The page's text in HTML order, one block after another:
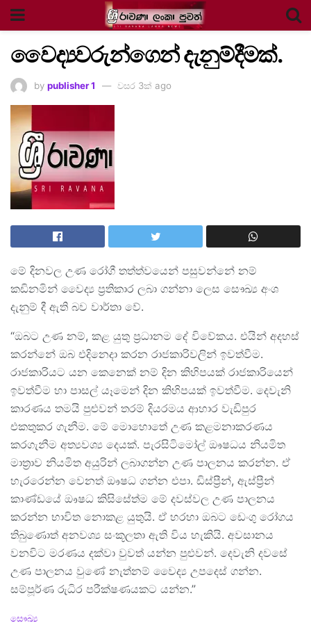
වෛද්‍යවරුන්ගෙන් දැනුම්දීමක්.
by publisher 1 වසර 3ක් ago
මේ දිනවල උණ රෝගී තත්ත්වයෙන් පසුවන්නේ නම්
කඩිනමින් වෛද්‍ය ප්‍රතිකාර ලබා ගන්නා ලෙස සෞඛ්‍ය අංශ
දැනුම් දී ඇති බව වාර්තා වේ.
“ඔබට උණ නම්, කළ යුතු ප්‍රධානම දේ විවේකය. එයින් අදහස්
කරන්නේ ඔබ එදිනෙදා කරන රාජකාරිවලින් ඉවත්වීම.
රාජකාරියට යන කෙනෙක් නම් දින කිහිපයක් රාජකාරියෙන්
ඉවත්වීම හා පාසල් යෑමෙන් දින කිහිපයක් ඉවත්වීම. දෙවැනි
කාරණය තමයි පුළුවන් තරම් දියරමය ආහාර වැඩිපුර
එකතුකර ගැනීම. මේ මොහොතේ උණ කළමනාකරණය
කරගැනීම අත්‍යවශ්‍ය දෙයක්. පැරසිටිමෝල් ඖෂධය නියමිත
මාත්‍රාව නියමිත අයුරින් ලබාගන්න උණ පාලනය කරන්න. ඒ
හැරරෙන්න වෙනත් ඖෂධ ගන්න එපා. ඩිස්ප්‍රීන්, ඇස්ප්‍රීන්
කාණ්ඩයේ ඖෂධ කිසිසේත්ම මේ දවස්වල උණ පාලනය
කරන්න භාවිත නොකළ යුතුයි. ඒ හරහා ඔබට ඩෙංගු රෝගය
තිබුණොත් අනවශ්‍ය සංකූලතා ඇති විය හැකියි. අවසානය
වනවිට මරණය දක්වා වුවත් යන්න පුළුවන්. දෙවැනි දවසේ
උණ පාලනය වුණේ නැත්නම් වෛද්‍ය උපදෙස් ගන්න.
සම්පූර්ණ රුධිර පරීක්ෂණයකට යන්න.”
C
සෞඛ්‍ය